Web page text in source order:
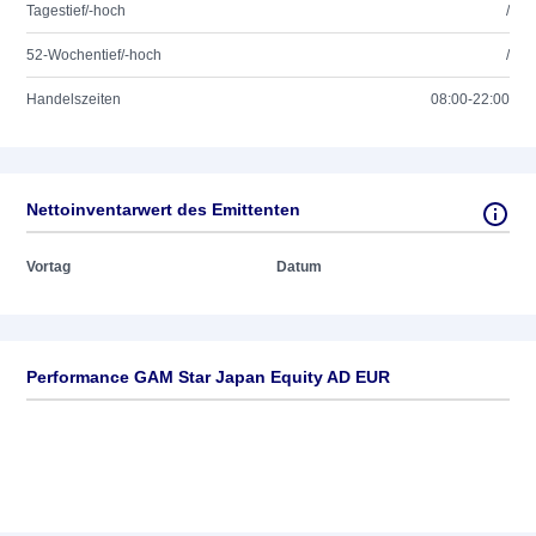
Tagestief/-hoch /
52-Wochentief/-hoch /
Handelszeiten 08:00-22:00
Nettoinventarwert des Emittenten
Vortag Datum
Performance GAM Star Japan Equity AD EUR